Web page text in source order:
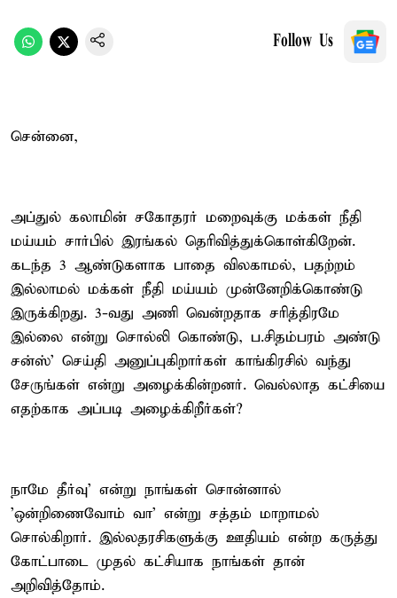
Follow Us
சென்னை,
அப்துல் கலாமின் சகோதரர் மறைவுக்கு மக்கள் நீதி
மய்யம் சார்பில் இரங்கல் தெரிவித்துக்கொள்கிறேன்.
கடந்த 3 ஆண்டுகளாக பாதை விலகாமல், பதற்றம்
இல்லாமல் மக்கள் நீதி மய்யம் முன்னேறிக்கொண்டு
இருக்கிறது. 3-வது அணி வென்றதாக சரித்திரமே
இல்லை என்று சொல்லி கொண்டு, ப.சிதம்பரம் அண்டு
சன்ஸ்' செய்தி அனுப்புகிறார்கள் காங்கிரசில் வந்து
சேருங்கள் என்று அழைக்கின்றனர். வெல்லாத கட்சியை
எதற்காக அப்படி அழைக்கிறீர்கள்?
நாமே தீர்வு' என்று நாங்கள் சொன்னால்
'ஒன்றிணைவோம் வா' என்று சத்தம் மாறாமல்
சொல்கிறார். இல்லதரசிகளுக்கு ஊதியம் என்ற கருத்து
கோட்பாடை முதல் கட்சியாக நாங்கள் தான்
அறிவித்தோம்.